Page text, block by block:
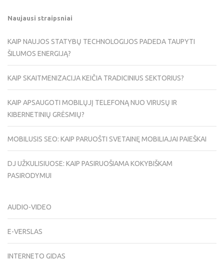
Naujausi straipsniai
KAIP NAUJOS STATYBŲ TECHNOLOGIJOS PADEDA TAUPYTI
ŠILUMOS ENERGIJĄ?
KAIP SKAITMENIZACIJA KEIČIA TRADICINIUS SEKTORIUS?
KAIP APSAUGOTI MOBILŲJĮ TELEFONĄ NUO VIRUSŲ IR
KIBERNETINIŲ GRĖSMIŲ?
MOBILUSIS SEO: KAIP PARUOŠTI SVETAINĘ MOBILIAJAI PAIEŠKAI
DJ UŽKULISIUOSE: KAIP PASIRUOŠIAMA KOKYBIŠKAM
PASIRODYMUI
AUDIO-VIDEO
E-VERSLAS
INTERNETO GIDAS